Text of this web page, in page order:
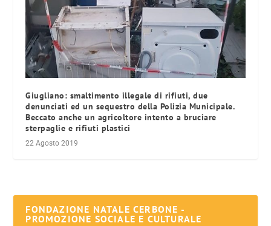
Giugliano: smaltimento illegale di rifiuti, due
denunciati ed un sequestro della Polizia Municipale.
Beccato anche un agricoltore intento a bruciare
sterpaglie e rifiuti plastici
22 Agosto 2019
FONDAZIONE NATALE CERBONE -
PROMOZIONE SOCIALE E CULTURALE